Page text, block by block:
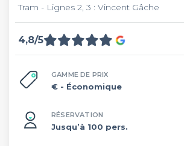
Tram - Lignes 2, 3 : Vincent Gâche
4,8/5
GAMME DE PRIX
€ - Économique
RÉSERVATION
Jusqu’à 100 pers.